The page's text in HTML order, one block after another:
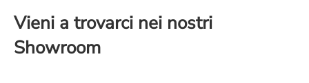
Vieni a trovarci nei nostri
Showroom